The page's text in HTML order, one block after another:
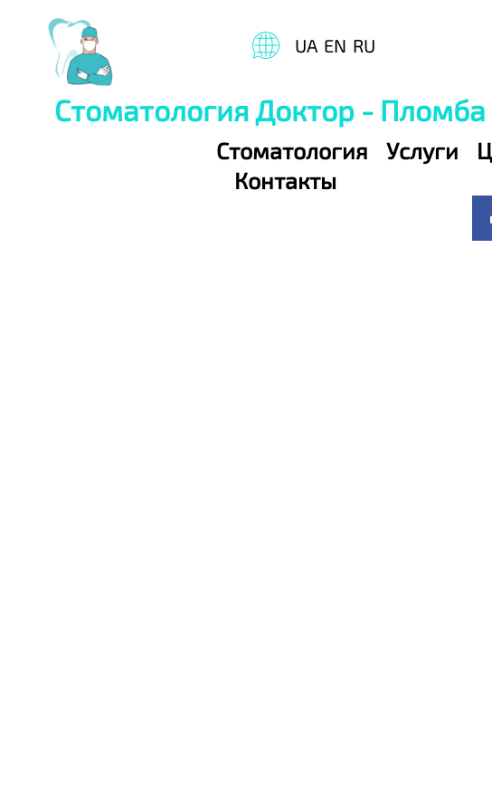
UA EN RU
Стоматология Доктор - Пломба
Стоматология Услуги
Контакты